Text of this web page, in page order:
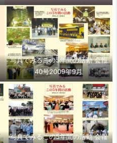
写真でみるこの5年間の活動 会報
40号2009年9月
写真でみるこの5年間の活動 会報